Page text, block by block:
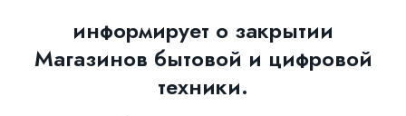
информирует о закрытии
Магазинов бытовой и цифровой
техники.